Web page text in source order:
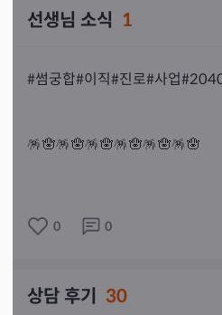
선생님 소식 1
#썸궁합#이직#진로#사업
🪅🪬🪅🪬🪅🪬🪅🪬🪅🪬🪅🪬
0 0
상담 후기 30